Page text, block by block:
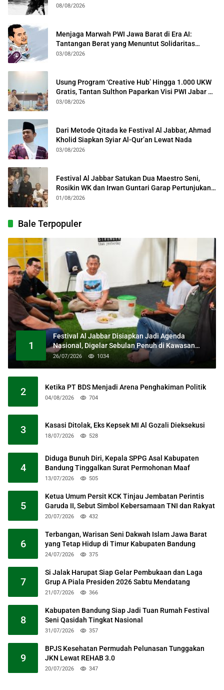
08/08/2026
Menjaga Marwah PWI Jawa Barat di Era AI:
Tantangan Berat yang Menuntut Solidaritas
Lintas Generasi
03/08/2026
Usung Program ‘Creative Hub’ Hingga 1.000 UKW
Gratis, Tantan Sulthon Paparkan Visi PWI Jabar di
Kota Bogor
03/08/2026
Dari Metode Qitada ke Festival Al Jabbar, Ahmad
Kholid Siapkan Syiar Al-Qur’an Lewat Nada
03/08/2026
Festival Al Jabbar Satukan Dua Maestro Seni,
Rosikin WK dan Irwan Guntari Garap Pertunjukan
Kolosal
01/08/2026
Bale Terpopuler
1
Festival Al Jabbar Disiapkan Jadi Agenda
Nasional, Digelar Sebulan Penuh di Kawasan
Masjid Raya Al Jabbar
26/07/2026 1034
2 Ketika PT BDS Menjadi Arena Penghakiman Politik
04/08/2026 704
3 Kasasi Ditolak, Eks Kepsek MI Al Gozali Dieksekusi
18/07/2026 528
4
Diduga Bunuh Diri, Kepala SPPG Asal Kabupaten
Bandung Tinggalkan Surat Permohonan Maaf
13/07/2026 505
5
Ketua Umum Persit KCK Tinjau Jembatan Perintis
Garuda II, Sebut Simbol Kebersamaan TNI dan Rakyat
20/07/2026 432
6
Terbangan, Warisan Seni Dakwah Islam Jawa Barat
yang Tetap Hidup di Timur Kabupaten Bandung
24/07/2026 375
7
Si Jalak Harupat Siap Gelar Pembukaan dan Laga
Grup A Piala Presiden 2026 Sabtu Mendatang
21/07/2026 366
8
Kabupaten Bandung Siap Jadi Tuan Rumah Festival
Seni Qasidah Tingkat Nasional
31/07/2026 357
9
BPJS Kesehatan Permudah Pelunasan Tunggakan
JKN Lewat REHAB 3.0
20/07/2026 347